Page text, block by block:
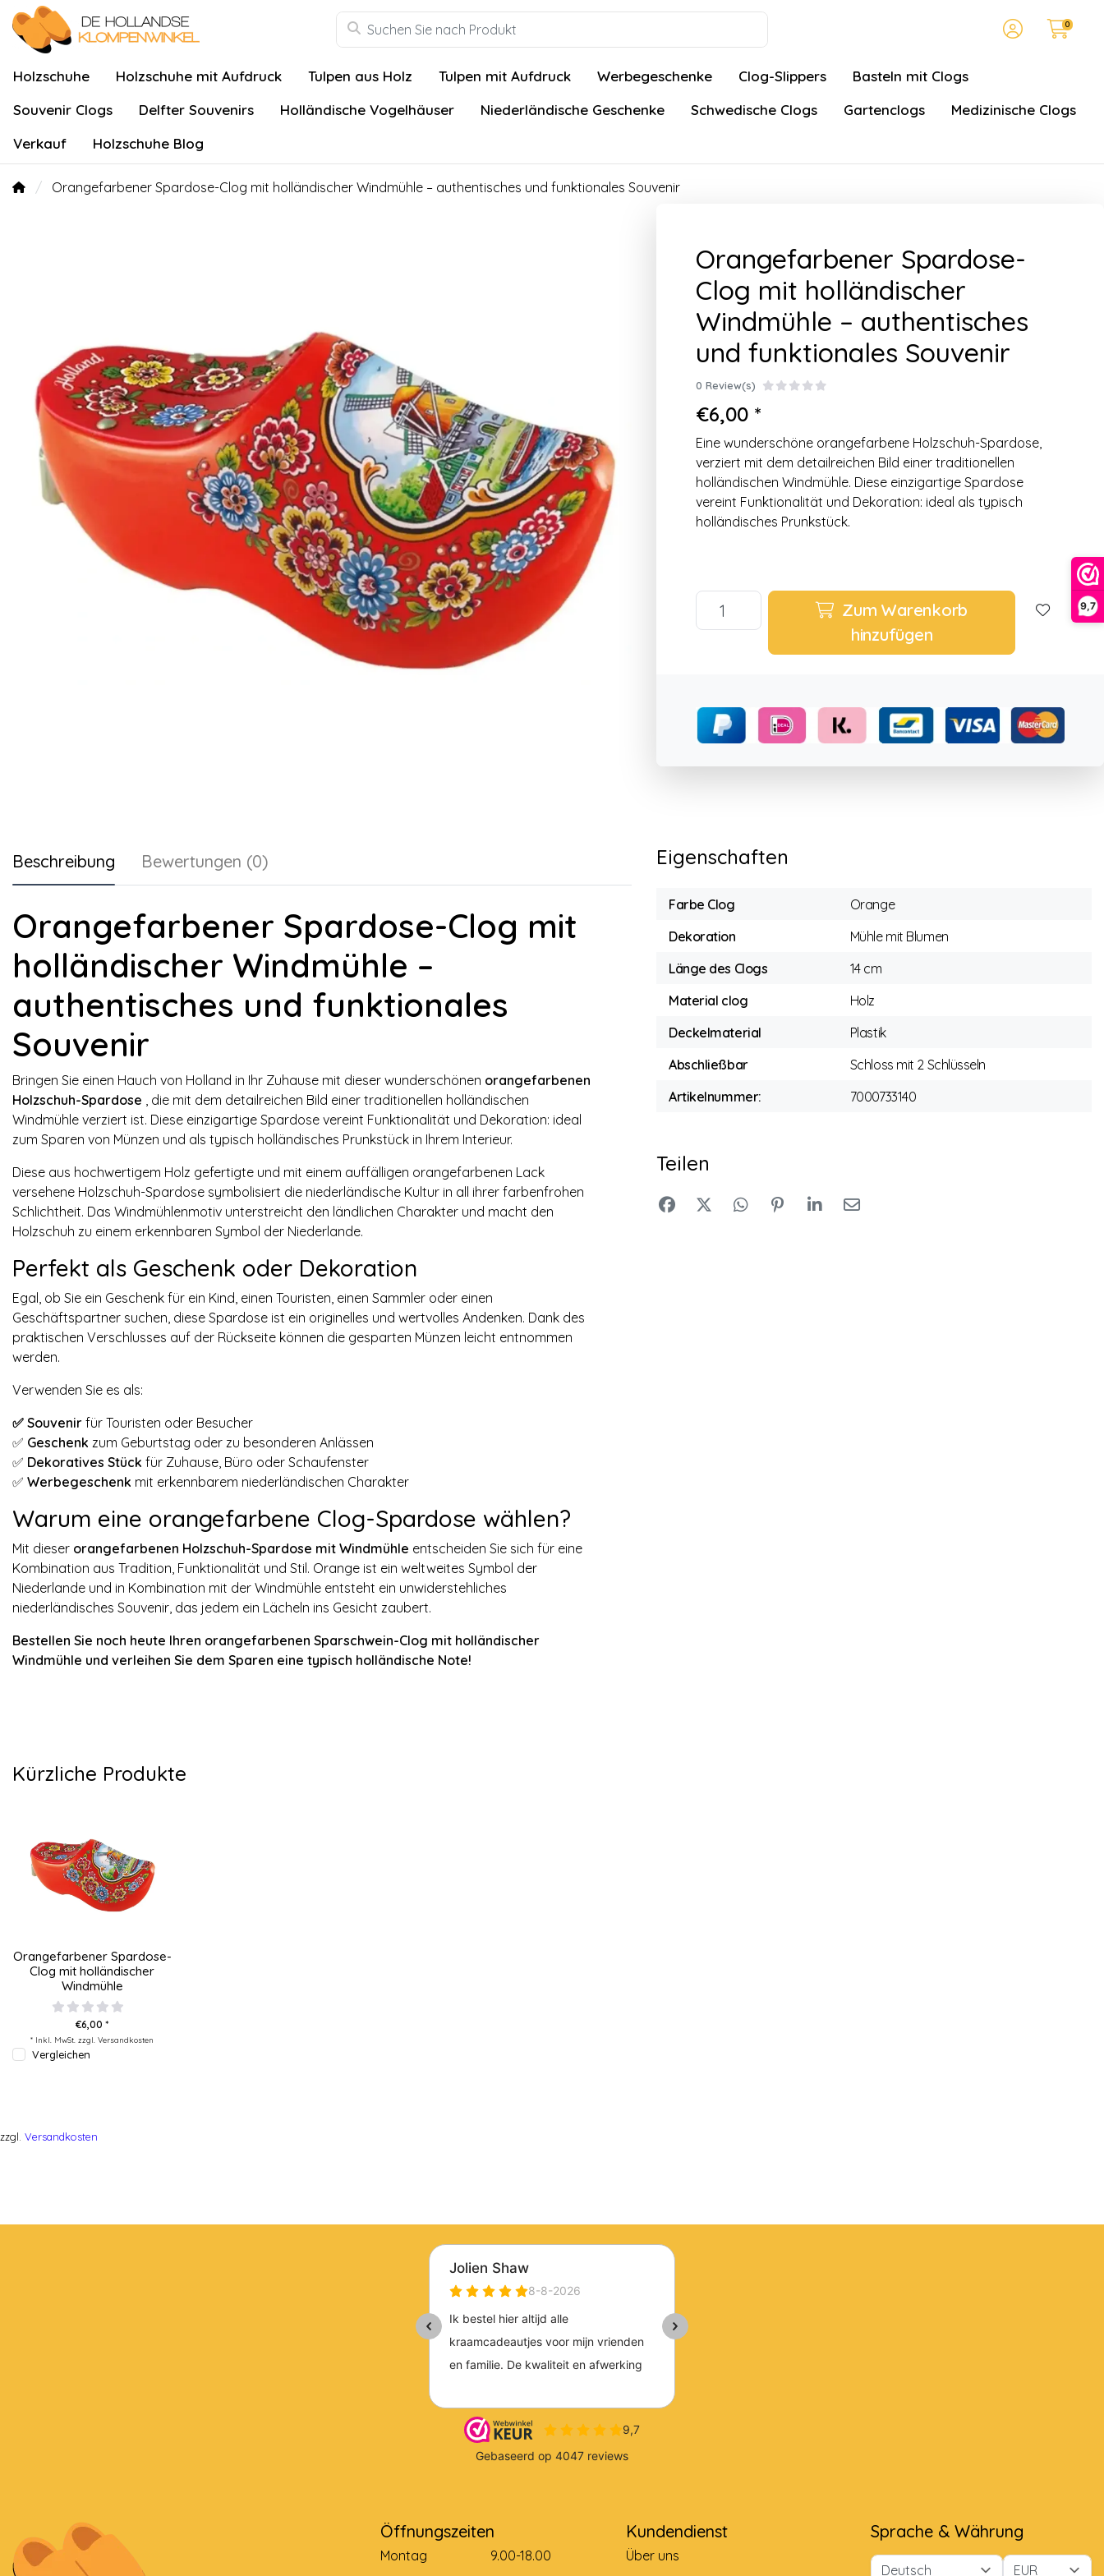
9,7
0
Holzschuhe Holzschuhe mit Aufdruck Tulpen aus Holz Tulpen mit Aufdruck Werbegeschenke Clog-Slippers
Basteln mit Clogs
Souvenir Clogs
Delfter Souvenirs Holländische Vogelhäuser Niederländische Geschenke Schwedische Clogs Gartenclogs
Medizinische Clogs
Verkauf
Holzschuhe Blog
Orangefarbener Spardose-Clog mit holländischer Windmühle – authentisches und funktionales Souvenir
Orangefarbener Spardose-
Clog mit holländischer
Windmühle – authentisches
und funktionales Souvenir
0 Review(s)
€6,00 *
Eine wunderschöne orangefarbene Holzschuh-Spardose,
verziert mit dem detailreichen Bild einer traditionellen
holländischen Windmühle. Diese einzigartige Spardose
vereint Funktionalität und Dekoration: ideal als typisch
holländisches Prunkstück.
Zum Warenkorb
hinzufügen
Beschreibung Bewertungen (0)
Orangefarbener Spardose-Clog mit
holländischer Windmühle –
authentisches und funktionales
Souvenir
Bringen Sie einen Hauch von Holland in Ihr Zuhause mit dieser wunderschönen orangefarbenen
Holzschuh-Spardose , die mit dem detailreichen Bild einer traditionellen holländischen
Windmühle verziert ist. Diese einzigartige Spardose vereint Funktionalität und Dekoration: ideal
zum Sparen von Münzen und als typisch holländisches Prunkstück in Ihrem Interieur.
Diese aus hochwertigem Holz gefertigte und mit einem auffälligen orangefarbenen Lack
versehene Holzschuh-Spardose symbolisiert die niederländische Kultur in all ihrer farbenfrohen
Schlichtheit. Das Windmühlenmotiv unterstreicht den ländlichen Charakter und macht den
Holzschuh zu einem erkennbaren Symbol der Niederlande.
Perfekt als Geschenk oder Dekoration
Egal, ob Sie ein Geschenk für ein Kind, einen Touristen, einen Sammler oder einen
Geschäftspartner suchen, diese Spardose ist ein originelles und wertvolles Andenken. Dank des
praktischen Verschlusses auf der Rückseite können die gesparten Münzen leicht entnommen
werden.
Verwenden Sie es als:
✅ Souvenir für Touristen oder Besucher
✅ Geschenk zum Geburtstag oder zu besonderen Anlässen
✅ Dekoratives Stück für Zuhause, Büro oder Schaufenster
✅ Werbegeschenk mit erkennbarem niederländischen Charakter
Warum eine orangefarbene Clog-Spardose wählen?
Mit dieser orangefarbenen Holzschuh-Spardose mit Windmühle entscheiden Sie sich für eine
Kombination aus Tradition, Funktionalität und Stil. Orange ist ein weltweites Symbol der
Niederlande und in Kombination mit der Windmühle entsteht ein unwiderstehliches
niederländisches Souvenir, das jedem ein Lächeln ins Gesicht zaubert.
Bestellen Sie noch heute Ihren orangefarbenen Sparschwein-Clog mit holländischer
Windmühle und verleihen Sie dem Sparen eine typisch holländische Note!
Eigenschaften
Farbe Clog
Orange
Dekoration
Mühle mit Blumen
Länge des Clogs
14 cm
Material clog
Holz
Deckelmaterial
Plastik
Abschließbar
Schloss mit 2 Schlüsseln
Artikelnummer:
7000733140
Teilen
Kürzliche Produkte
Orangefarbener Spardose-
Clog mit holländischer
Windmühle
€6,00 *
* Inkl. MwSt. zzgl. Versandkosten
Vergleichen
zzgl. Versandkosten
Öffnungszeiten
Montag
9.00-18.00
Kundendienst
Über uns
Sprache & Währung